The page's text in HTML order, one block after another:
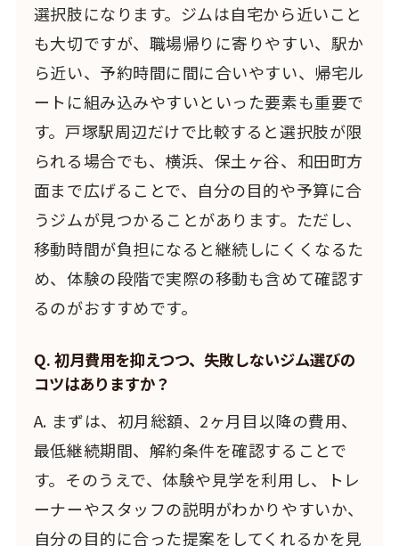
選択肢になります。ジムは自宅から近いこと
も大切ですが、職場帰りに寄りやすい、駅か
ら近い、予約時間に間に合いやすい、帰宅ル
ートに組み込みやすいといった要素も重要で
す。戸塚駅周辺だけで比較すると選択肢が限
られる場合でも、横浜、保土ヶ谷、和田町方
面まで広げることで、自分の目的や予算に合
うジムが見つかることがあります。ただし、
移動時間が負担になると継続しにくくなるた
め、体験の段階で実際の移動も含めて確認す
るのがおすすめです。
Q. 初月費用を抑えつつ、失敗しないジム選びの
コツはありますか？
A. まずは、初月総額、2ヶ月目以降の費用、
最低継続期間、解約条件を確認することで
す。そのうえで、体験や見学を利用し、トレ
ーナーやスタッフの説明がわかりやすいか、
自分の目的に合った提案をしてくれるかを見